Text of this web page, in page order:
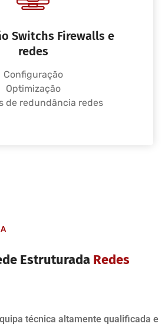
Switchs Firewalls e
redes
Configuração
Optimização
de redundância redes
Estruturada Redes
técnica altamente qualificada e